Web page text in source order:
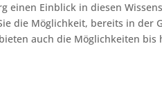
einen Einblick in diesen
die Möglichkeit, bereits in der
auch die Möglichkeiten bis